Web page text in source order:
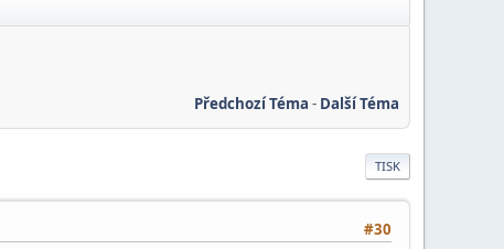
Předchozí Téma - Další Téma
TISK
#30